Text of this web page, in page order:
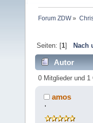
Forum ZDW»
Seiten: [1] Nach
Autor
0 Mitglieder und
amos
'